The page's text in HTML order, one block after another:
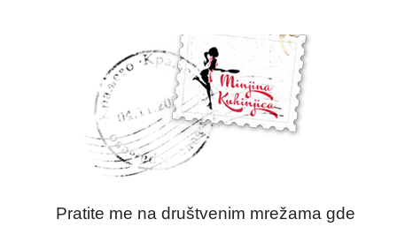
Pratite me na društvenim mrežama gde